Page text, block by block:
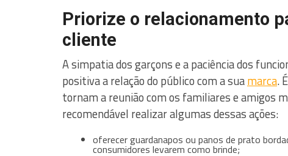
Priorize o relacionamento
cliente
A simpatia dos garçons e a paciência dos
positiva a relação do público com a suamarca.
tornam a reunião com os familiares e amigos
recomendável realizar algumas dessas ações:
oferecer guardanapos ou panos de prato
consumidores levarem como brinde;